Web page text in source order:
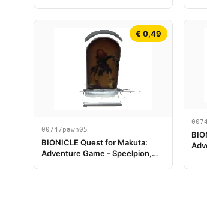
€ 0,49
00747pawn05
BIONICLE Quest for Makuta:
Adventure Game - Speelpion,